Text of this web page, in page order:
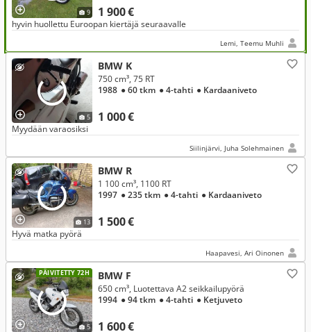
9 1 900 €
hyvin huollettu Euroopan kiertäjä seuraavalle
Lemi, Teemu Muhli
5
BMW K
1 000 €
750 cm³, 75 RT
1988 ● 60 tkm ● 4-tahti ● Kardaaniveto
Myydään varaosiksi
Siilinjärvi, Juha Solehmainen
13
BMW R
1 500 €
1 100 cm³, 1100 RT
1997 ● 235 tkm ● 4-tahti ● Kardaaniveto
Hyvä matka pyörä
Haapavesi, Ari Oinonen
PÄIVITETTY 72H
5
BMW F
1 600 €
650 cm³, Luotettava A2 seikkailupyörä
1994 ● 94 tkm ● 4-tahti ● Ketjuveto